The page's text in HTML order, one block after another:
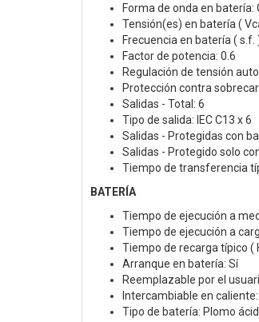
Forma de onda en
Tensión(es) en batería (
Frecuencia en batería ( s.f.
Factor de potencia: 0.6
Regulación de tensión
Protección contra
Salidas - Total: 6
Tipo de salida: IEC C13 x
Salidas - Protegidas con
Salidas - Protegido solo
Tiempo de transferencia
BATERÍA
Tiempo de ejecución a
Tiempo de ejecución a
Tiempo de recarga típico (
Arranque en batería: Sí
Reemplazable por el
Intercambiable en
Tipo de batería: Plomo